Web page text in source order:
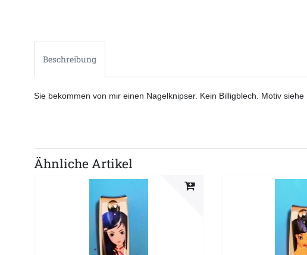
Beschreibung
Sie bekommen von mir einen Nagelknipser. Kein Billigblech. Motiv
Ähnliche Artikel